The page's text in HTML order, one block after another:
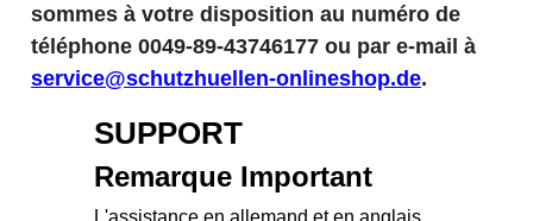
sommes à votre disposition au numéro de
téléphone 0049-89-43746177 ou par e-mail à
service@schutzhuellen-onlineshop.de.
SUPPORT
Remarque Important
L'assistance en allemand et en anglais